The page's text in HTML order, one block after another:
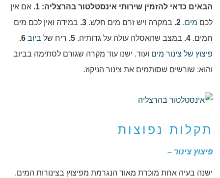
הבאים כדאי להזמין שירותי אינסטלטור בהרצליה: 1. אם אין
לכם מים.
2. במקרה ויש זרם מים חלש. 3. במידה ואין לכם מים
חמים. 4. במצב שהאסלה עולה על גדותיה. 5. ריח של ביוב 6.
פיצוץ של צינור מים ועוד. ישנו עוד מקרה שגורם לסתימה בביוב
והוא: שורשים שסותמים את צינור הניקוז.
תקלות נפוצות
פיצוץ צינור –
ישנה בעיה אחת מוכרת מאוד הנגרמת מפיצוץ בצינורות המים.